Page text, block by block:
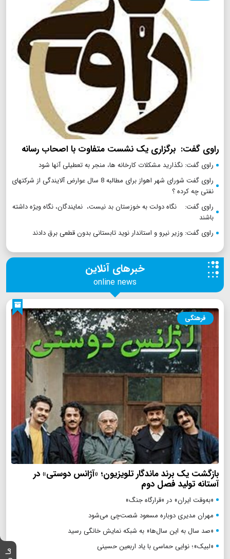
راوی گفت: برگزاری یک نشست متفاوت با اصحاب رسانه
راوی گفت: نگذارید مشکلات کارخانه ها، منجر به تعطیلی آنها شود
راوی گفت شورای شهر اهواز برای مطالبه 8 سال عوارض آلایندگی از شرکتهای
نفتی چه کرده ؟
راوی گفت: نگاه دولت به خوزستان بد نیست، نمایندگان، نگاه ویژه داشته
باشند
راوی گفت: وزیر نیرو و استاندار نوید تابستانی بدون قطعی برق دادند
خبرهای آنلاین
online news
فرهنگی
بازگشت یک برند ماندگار تلویزیون؛ «آژانس دوستی» در
آستانه تولید فصل دوم
«به‌وقت ایران» در «قرارگاه جنگ»
مهران مدیری دوباره مسعود شصت‌چی می‌شود
«صد سال به این سال‌ها» به شبکه نمایش خانگی رسید
«لبیک»؛ نوایی حماسی با یاد اربعین حسینی